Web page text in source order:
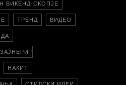
ВИКЕНД-СКОПЈЕ
ТРЕНД ВИДЕО
НАКИТ